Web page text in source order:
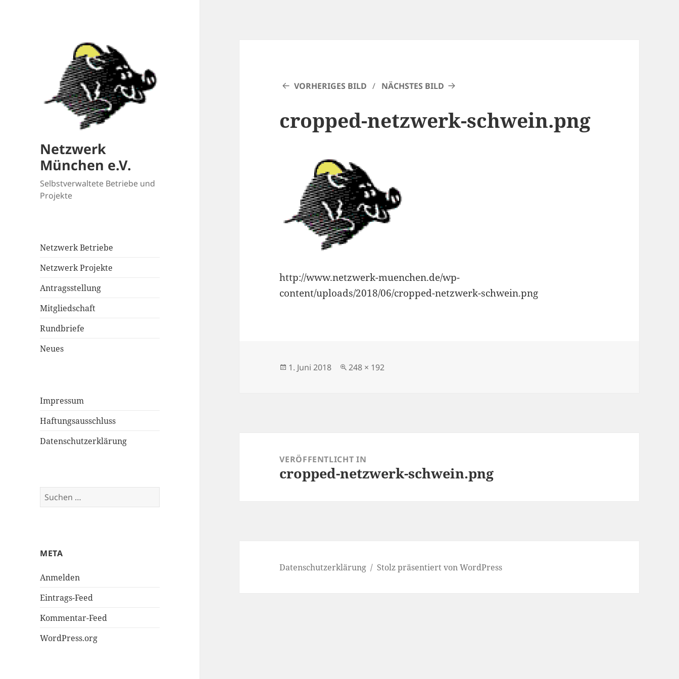
Netzwerk
München e.V.
Selbstverwaltete Betriebe und
Projekte
Netzwerk Betriebe
Netzwerk Projekte
Antragsstellung
Mitgliedschaft
Rundbriefe
Neues
Impressum
Haftungsausschluss
Datenschutzerklärung
Suchen
nach:
META
Anmelden
Eintrags-Feed
Kommentar-Feed
WordPress.org
VORHERIGES BILD NÄCHSTES BILD
cropped-netzwerk-schwein.png
http://www.netzwerk-muenchen.de/wp-
content/uploads/2018/06/cropped-netzwerk-schwein.png
Veröffentlicht
1. Juni 2018
Volle
248 × 192
VERÖFFENTLICHT IN
cropped-netzwerk-schwein.png
Datenschutzerklärung Stolz präsentiert von WordPress